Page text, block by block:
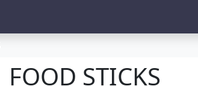
FOOD STICKS